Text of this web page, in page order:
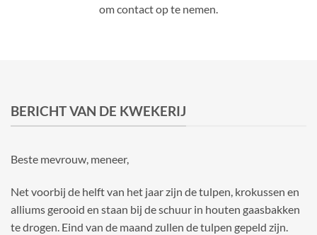
om contact op te nemen.
BERICHT VAN DE KWEKERIJ
Beste mevrouw, meneer,
Net voorbij de helft van het jaar zijn de tulpen, krokussen en
alliums gerooid en staan bij de schuur in houten gaasbakken
te drogen. Eind van de maand zullen de tulpen gepeld zijn.